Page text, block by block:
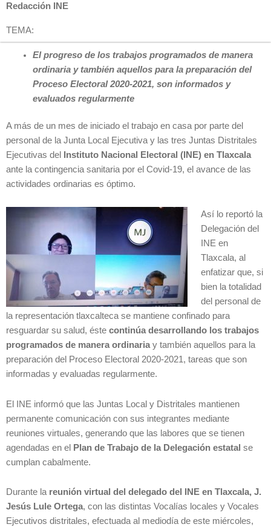
Redacción INE
TEMA:
El progreso de los trabajos programados de manera
ordinaria y también aquellos para la preparación del
Proceso Electoral 2020-2021, son informados y
evaluados regularmente
A más de un mes de iniciado el trabajo en casa por parte del
personal de la Junta Local Ejecutiva y las tres Juntas Distritales
Ejecutivas del
Instituto Nacional Electoral (INE) en Tlaxcala
ante la contingencia sanitaria por el Covid-19, el avance de las
actividades ordinarias es óptimo.
Así lo reportó la
Delegación del
INE en
Tlaxcala, al
enfatizar que, si
bien la totalidad
del personal de
la representación tlaxcalteca se mantiene confinado para
resguardar su salud, éste continúa desarrollando los trabajos
programados de manera ordinaria y también aquellos para la
preparación del Proceso Electoral 2020-2021, tareas que son
informadas y evaluadas regularmente.
El INE informó que las Juntas Local y Distritales mantienen
permanente comunicación con sus integrantes mediante
reuniones virtuales, generando que las labores que se tienen
agendadas en el Plan de Trabajo de la Delegación estatal se
cumplan cabalmente.
Durante la reunión virtual del delegado del INE en Tlaxcala, J.
Jesús Lule Ortega, con las distintas Vocalías locales y Vocales
Ejecutivos distritales, efectuada al mediodía de este miércoles,